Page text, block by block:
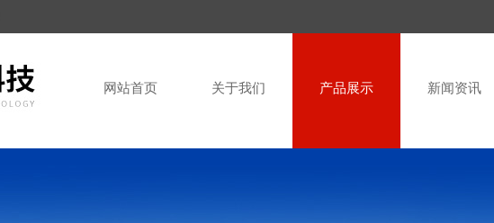
网站首页 关于我们 产品展示 新闻资讯